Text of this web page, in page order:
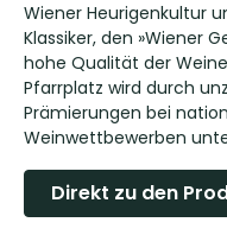
Wiener Heurigenkultur
Klassiker, den »Wiener
hohe Qualität der
Pfarrplatz wird durch
Prämierungen bei
Weinwettbewerben
Direkt zu den